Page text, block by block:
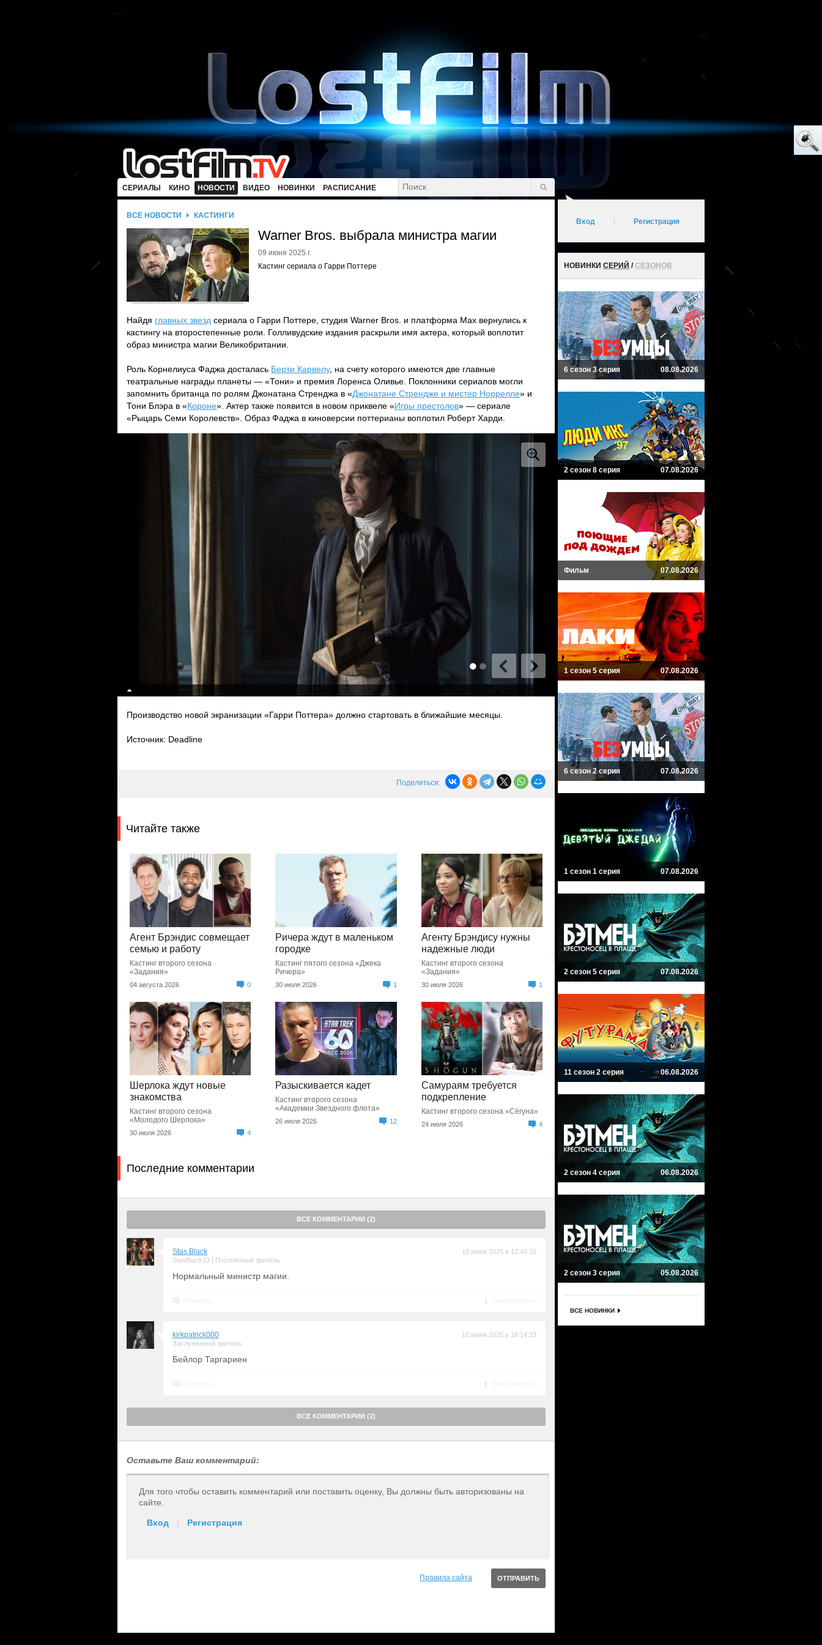
СЕРИАЛЫ КИНО НОВОСТИ ВИДЕО НОВИНКИ РАСПИСАНИЕ
ВСЕ НОВОСТИ КАСТИНГИ
Warner Bros. выбрала министра магии
09 июня 2025 г.
Кастинг сериала о Гарри Поттере
Найдя главных звезд сериала о Гарри Поттере, студия Warner Bros. и платформа Max вернулись к
кастингу на второстепенные роли. Голливудские издания раскрыли имя актера, который воплотит
образ министра магии Великобритании.
Роль Корнелиуса Фаджа досталась Берти Карвелу, на счету которого имеются две главные
театральные награды планеты — «Тони» и премия Лоренса Оливье. Поклонники сериалов могли
запомнить британца по ролям Джонатана Стренджа в «Джонатане Стрендже и мистер Норрелле» и
Тони Блэра в «Короне». Актер также появится в новом приквеле «Игры престолов» — сериале
«Рыцарь Семи Королевств». Образ Фаджа в киноверсии поттерианы воплотил Роберт Харди.
Производство новой экранизации «Гарри Поттера» должно стартовать в ближайшие месяцы.
Источник: Deadline
Поделиться:
Читайте также
Агент Брэндис совмещает
семью и работу
Кастинг второго сезона
«Задания»
04 августа 2026 0
Ричера ждут в маленьком
городке
Кастинг пятого сезона «Джека
Ричера»
30 июля 2026 1
Агенту Брэндису нужны
надежные люди
Кастинг второго сезона
«Задания»
30 июля 2026 1
Шерлока ждут новые
знакомства
Кастинг второго сезона
«Молодого Шерлока»
30 июля 2026 4
Разыскивается кадет
Кастинг второго сезона
«Академии Звездного флота»
26 июля 2026 12
Самураям требуется
подкрепление
Кастинг второго сезона «Сёгуна»
24 июля 2026 4
Последние комментарии
ВСЕ КОММЕНТАРИИ (2)
Stas Black
StasBlack13 Постоянный зритель
10 июня 2025 в 12:40:15
Нормальный министр магии.
|
kirkpatrick000
Заслуженный зритель
10 июня 2025 в 16:14:33
Бейлор Таргариен
|
ВСЕ КОММЕНТАРИИ (2)
Оставьте Ваш комментарий:
Для того чтобы оставить комментарий или поставить оценку, Вы должны быть авторизованы на
сайте.
Вход | Регистрация
Правила сайта
Вход Регистрация
НОВИНКИ СЕРИЙ /СЕЗОНОВ
6 сезон 3 серия 08.08.2026
2 сезон 8 серия 07.08.2026
Фильм 07.08.2026
1 сезон 5 серия 07.08.2026
6 сезон 2 серия 07.08.2026
1 сезон 1 серия 07.08.2026
2 сезон 5 серия 07.08.2026
11 сезон 2 серия 06.08.2026
2 сезон 4 серия 06.08.2026
2 сезон 3 серия 05.08.2026
ВСЕ НОВИНКИ